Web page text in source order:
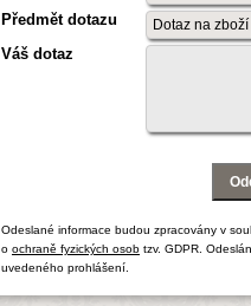
Předmět dotazu
Váš dotaz
Odeslané informace budou zpracovány v
o ochraně fyzických osobtzv. GDPR.
uvedeného prohlášení.